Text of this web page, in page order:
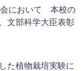
会において 本校の
文部科学大臣表彰
た植物栽培実験に